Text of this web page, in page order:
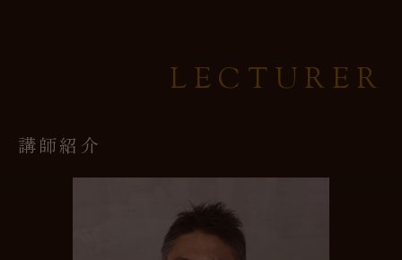
LECTURER
講師紹介